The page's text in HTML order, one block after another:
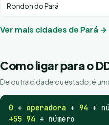
Rondon do Pará
Ver mais cidades de Pará →
Como ligar para o
De outra cidade ou estado, é
0 + operadora + 94 +
+55 94 + número